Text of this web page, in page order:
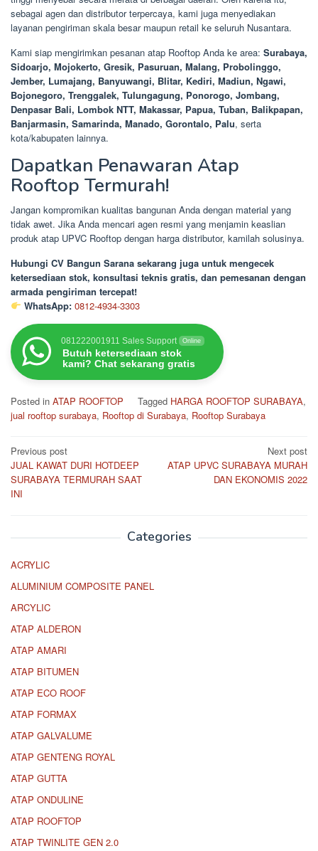
sebagai agen dan distributor terpercaya, kami juga menyediakan
layanan pengiriman skala besar maupun retail ke seluruh Nusantara.
Kami siap mengirimkan pesanan atap Rooftop Anda ke area: Surabaya,
Sidoarjo, Mojokerto, Gresik, Pasuruan, Malang, Probolinggo,
Jember, Lumajang, Banyuwangi, Blitar, Kediri, Madiun, Ngawi,
Bojonegoro, Trenggalek, Tulungagung, Ponorogo, Jombang,
Denpasar Bali, Lombok NTT, Makassar, Papua, Tuban, Balikpapan,
Banjarmasin, Samarinda, Manado, Gorontalo, Palu, serta
kota/kabupaten lainnya.
Dapatkan Penawaran Atap
Rooftop Termurah!
Jangan kompromikan kualitas bangunan Anda dengan material yang
tidak awet. Jika Anda mencari agen resmi yang menjamin keaslian
produk atap UPVC Rooftop dengan harga distributor, kamilah solusinya.
Hubungi CV Bangun Sarana sekarang juga untuk mengecek
ketersediaan stok, konsultasi teknis gratis, dan pemesanan dengan
armada pengiriman tercepat!
WhatsApp: 0812-4934-3303
081222001911 Sales Support Online
Butuh ketersediaan stok
kami? Chat sekarang gratis
Posted in ATAP ROOFTOP Tagged HARGA ROOFTOP SURABAYA,
jual rooftop surabaya, Rooftop di Surabaya, Rooftop Surabaya
Post
navigation
Previous post
JUAL KAWAT DURI HOTDEEP
SURABAYA TERMURAH SAAT
INI
Next post
ATAP UPVC SURABAYA MURAH
DAN EKONOMIS 2022
Categories
ACRYLIC
ALUMINIUM COMPOSITE PANEL
ARCYLIC
ATAP ALDERON
ATAP AMARI
ATAP BITUMEN
ATAP ECO ROOF
ATAP FORMAX
ATAP GALVALUME
ATAP GENTENG ROYAL
ATAP GUTTA
ATAP ONDULINE
ATAP ROOFTOP
ATAP TWINLITE GEN 2.0